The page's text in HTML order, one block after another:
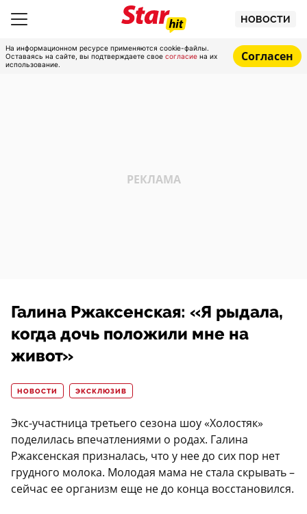
НОВОСТИ
На информационном ресурсе применяются cookie-файлы.
Оставаясь на сайте, вы подтверждаете свое согласие на их
использование.
Согласен
Галина Ржаксенская: «Я рыдала,
когда дочь положили мне на
живот»
НОВОСТИ ЭКСКЛЮЗИВ
Экс-участница третьего сезона шоу «Холостяк»
поделилась впечатлениями о родах. Галина
Ржаксенская призналась, что у нее до сих пор нет
грудного молока. Молодая мама не стала скрывать –
сейчас ее организм еще не до конца восстановился.